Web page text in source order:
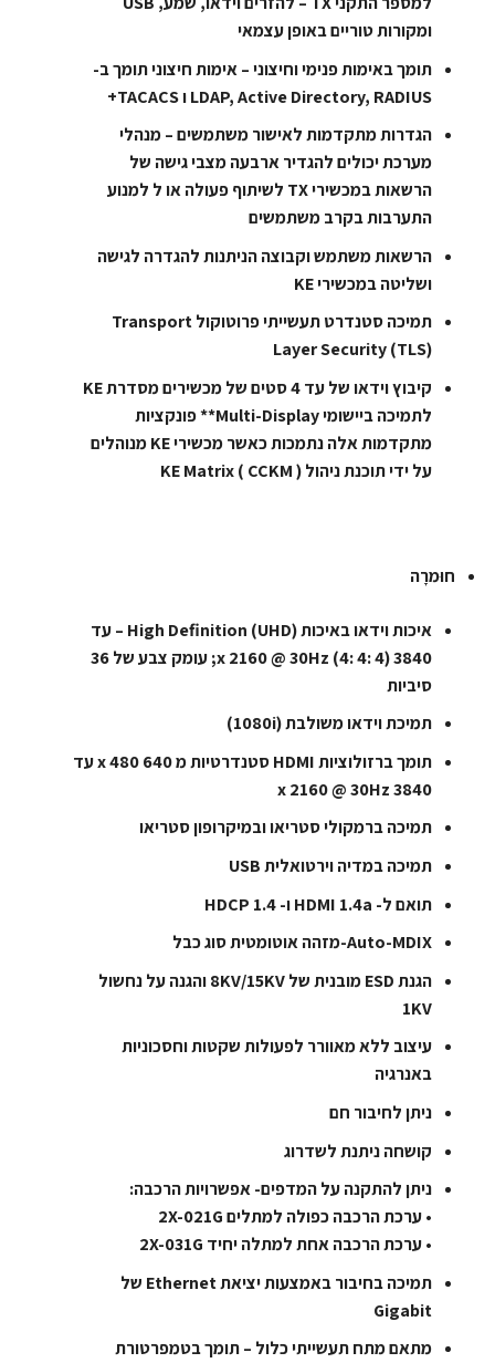
ומקורות טוריים באופן עצמאי
תומך באימות פנימי וחיצוני – אימות חיצוני תומך ב-
LDAP, Active Directory, RADIUS ו TACACS+
הגדרות מתקדמות לאישור משתמשים – מנהלי
מערכת יכולים להגדיר ארבעה מצבי גישה של
הרשאות במכשירי TX לשיתוף פעולה או ל למנוע
התערבות בקרב משתמשים
הרשאות משתמש וקבוצה הניתנות להגדרה לגישה
ושליטה במכשירי KE
תמיכה סטנדרט תעשייתי פרוטוקול Transport
Layer Security (TLS)
קיבוץ וידאו של עד 4 סטים של מכשירים מסדרת KE
לתמיכה ביישומי Multi-Display** פונקציות
מתקדמות אלה נתמכות כאשר מכשירי KE מנוהלים
על ידי תוכנת ניהול KE Matrix ( CCKM )
חוּמרָה
איכות וידאו באיכות High Definition (UHD) – עד
3840 x 2160 @ 30Hz (4: 4: 4); עומק צבע של 36
סיביות
תמיכת וידאו משולבת (1080i)
תומך ברזולוציות HDMI סטנדרטיות מ 640 x 480 עד
3840 x 2160 @ 30Hz
תמיכה ברמקולי סטריאו ובמיקרופון סטריאו
תמיכה במדיה וירטואלית USB
תואם ל- HDMI 1.4a ו- HDCP 1.4
Auto-MDIX-מזהה אוטומטית סוג כבל
הגנת ESD מובנית של 8KV/15KV והגנה על נחשול
1KV
עיצוב ללא מאוורר לפעולות שקטות וחסכוניות
באנרגיה
ניתן לחיבור חם
קושחה ניתנת לשדרוג
ניתן להתקנה על המדפים- אפשרויות הרכבה:
• ערכת הרכבה כפולה למתלים 2X-021G
• ערכת הרכבה אחת למתלה יחיד 2X-031G
תמיכה בחיבור באמצעות יציאת Ethernet של
Gigabit
מתאם מתח תעשייתי כלול – תומך בטמפרטורת